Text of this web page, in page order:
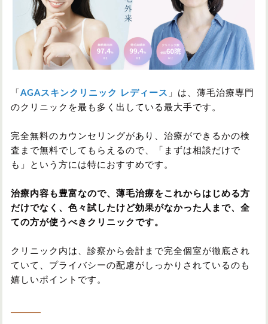
「 AGAスキンクリニック レディース 」は、薄毛治療専門
のクリニックを最も多く出している最大手です。
完全無料のカウンセリングがあり、治療ができるかの検
査まで無料でしてもらえるので、「まずは相談だけで
も」という方には特におすすめです。
治療内容も豊富なので、薄毛治療をこれからはじめる方
だけでなく、色々試したけど効果がなかった人まで、全
ての方が使うべきクリニックです。
クリニック内は、診察から会計まで完全個室が徹底され
ていて、プライバシーの配慮がしっかりされているのも
嬉しいポイントです。